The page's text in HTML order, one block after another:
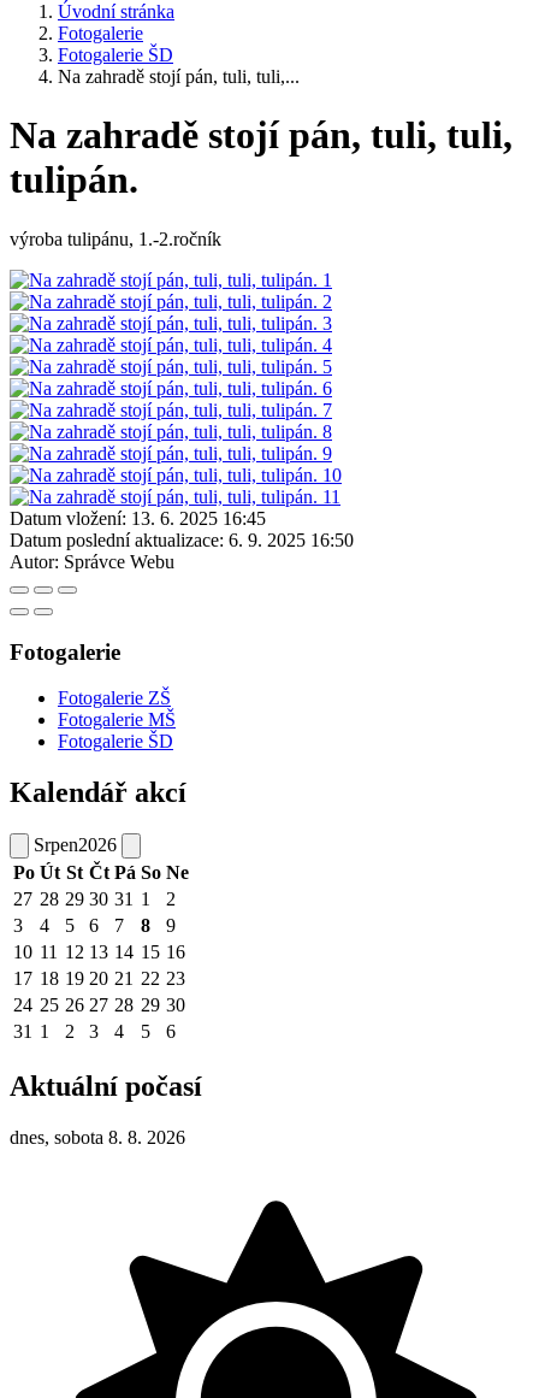
Úvodní stránka
Fotogalerie
Fotogalerie ŠD
Na zahradě stojí pán, tuli, tuli,...
Na zahradě stojí pán, tuli, tuli,
tulipán.
výroba tulipánu, 1.-2.ročník
Datum vložení: 13. 6. 2025 16:45
Datum poslední aktualizace: 6. 9. 2025 16:50
Autor: Správce Webu
Fotogalerie
Fotogalerie ZŠ
Fotogalerie MŠ
Fotogalerie ŠD
Kalendář akcí
Srpen2026
Po Út St Čt Pá So Ne
27 28 29 30 31 1
2
3
4 5 6 7 8
9
10 11 12 13 14 15 16
17 18 19 20 21 22 23
24 25 26 27 28 29 30
31 1 2 3 4 5 6
Aktuální počasí
dnes, sobota 8. 8. 2026